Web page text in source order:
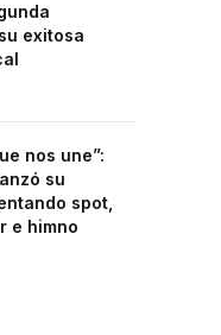
exitosa
nos une”:
su
spot,
e himno